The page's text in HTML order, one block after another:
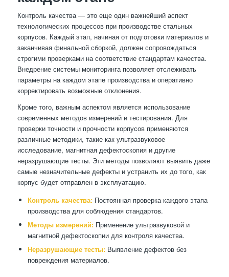
Контроль качества — это еще один важнейший аспект
технологических процессов при производстве стальных
корпусов. Каждый этап, начиная от подготовки материалов и
заканчивая финальной сборкой, должен сопровождаться
строгими проверками на соответствие стандартам качества.
Внедрение системы мониторинга позволяет отслеживать
параметры на каждом этапе производства и оперативно
корректировать возможные отклонения.
Кроме того, важным аспектом является использование
современных методов измерений и тестирования. Для
проверки точности и прочности корпусов применяются
различные методики, такие как ультразвуковое
исследование, магнитная дефектоскопия и другие
неразрушающие тесты. Эти методы позволяют выявить даже
самые незначительные дефекты и устранить их до того, как
корпус будет отправлен в эксплуатацию.
Контроль качества:Постоянная проверка каждого этапа
производства для соблюдения стандартов.
Методы измерений:Применение ультразвуковой и
магнитной дефектоскопии для контроля качества.
Неразрушающие тесты:Выявление дефектов без
повреждения материалов.